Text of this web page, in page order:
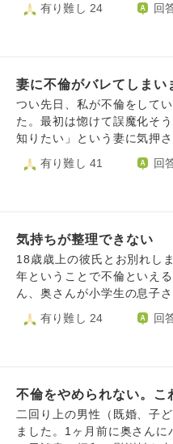
世でどんな徳を積んだんだ
でどんな事をしてしまった
たらその方の事を友人と認
か？私はいつになったら好
でしょうか？まとまらない
は許されない事をして、お
出来るのでしょうか？ 私に
すが、その環境から救いた
有り難し 24 回
妻に不倫がバレてしまい
つい先日、私が不倫をして
た。最初は惚けて誤魔化そ
知りたい」という妻に気押
白してしまいました。 その
すっかり憔悴してしまい、
自分への嫌悪感でいっぱい
との夜の営みが10年以上あ
不倫しようとは思っていま
て誘惑に負けてしまい関係
かです。そして100％自分
ちもおさまっておらずどう
妻や子供の顔を思い浮かべ
への嫌悪感を強く感じ、そ
有り難し 41 回
気持ちが整理できない
18歳歳上の彼氏とお別れし
年ということで不倫といえ
ん、奥さんが小学生の息子
事するようになって3年、お付き
彼から自分がまだ結婚して
と一緒になる気はないと言
思ってくれていたこと、同
ていたことを知っています
有り難し 24 回
不倫をやめられない。こ
二回り上の男性（既婚、子
ました。1ヶ月前に奥さん